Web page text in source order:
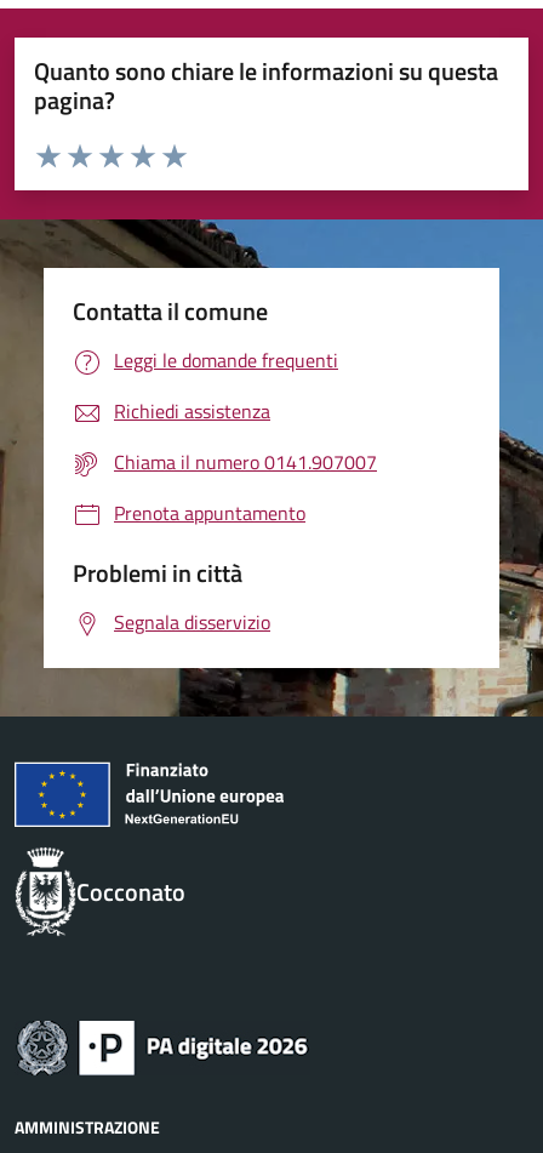
Quanto sono chiare le informazioni su questa
pagina?
Valuta da 1 a 5 stelle la pagina
Valuta 5 stelle su 5
Valuta 4 stelle su 5
Valuta 3 stelle su 5
Valuta 2 stelle su 5
Valuta 1 stelle su 5
Contatta il comune
Leggi le domande frequenti
Richiedi assistenza
Chiama il numero 0141.907007
Prenota appuntamento
Problemi in città
Segnala disservizio
Cocconato
AMMINISTRAZIONE